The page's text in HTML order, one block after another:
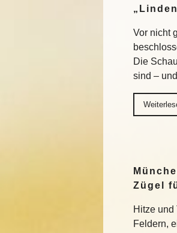
Vor nicht
Die
sind –
Zügel
Hitze und
Feldern,